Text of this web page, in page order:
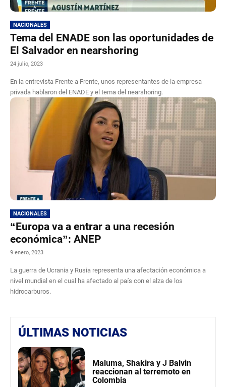
NACIONALES
Tema del ENADE son las oportunidades de
El Salvador en nearshoring
24 julio, 2023
En la entrevista Frente a Frente, unos representantes de la empresa
privada hablaron del ENADE y el tema del nearshoring.
NACIONALES
“Europa va a entrar a una recesión
económica”: ANEP
9 enero, 2023
La guerra de Ucrania y Rusia representa una afectación económica a
nivel mundial en el cual ha afectado al país con el alza de los
hidrocarburos.
ÚLTIMAS NOTICIAS
Maluma, Shakira y J Balvin
reaccionan al terremoto en
Colombia